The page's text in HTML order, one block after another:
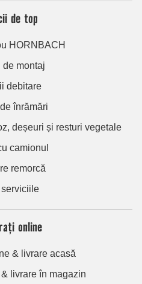
de top
HORNBACH
de montaj
debitare
înrămări
deșeuri și resturi vegetale
camionul
remorcă
serviciile
online
& livrare acasă
livrare în magazin